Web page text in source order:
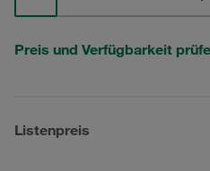
Preis und Verfügbarkeit
Listenpreis